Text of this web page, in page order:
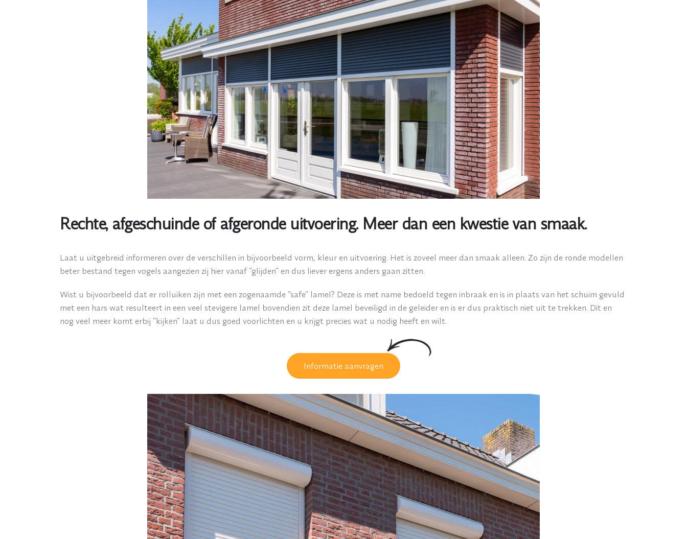
Rechte, afgeschuinde of afgeronde uitvoering. Meer dan een kwestie van smaak.
Laat u uitgebreid informeren over de verschillen in bijvoorbeeld vorm, kleur en uitvoering. Het is zoveel meer dan smaak alleen. Zo zijn de ronde modellen
beter bestand tegen vogels aangezien zij hier vanaf “glijden” en dus liever ergens anders gaan zitten.
Wist u bijvoorbeeld dat er rolluiken zijn met een zogenaamde “safe” lamel? Deze is met name bedoeld tegen inbraak en is in plaats van het schuim gevuld
met een hars wat resulteert in een veel stevigere lamel bovendien zit deze lamel beveiligd in de geleider en is er dus praktisch niet uit te trekken. Dit en
nog veel meer komt erbij “kijken” laat u dus goed voorlichten en u krijgt precies wat u nodig heeft en wilt.
Informatie aanvragen